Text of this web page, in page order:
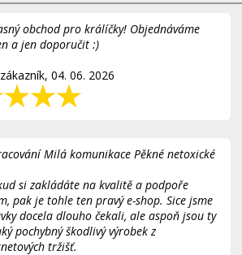
obchod pro králíčky! Objednáváme
a jen doporučit :)
04. 06. 2026
Milá komunikace Pěkné netoxické
si zakládáte na kvalitě a podpoře
pak je tohle ten pravý e-shop. Sice jsme
docela dlouho čekali, ale aspoň jsou ty
pochybný škodlivý výrobek z
tržišť.